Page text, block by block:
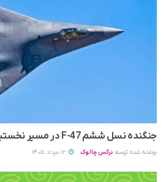
جنگنده نسل ششم F-47 در مسیر نخستین پرواز
نوشته شده توسط نرگس چالوک